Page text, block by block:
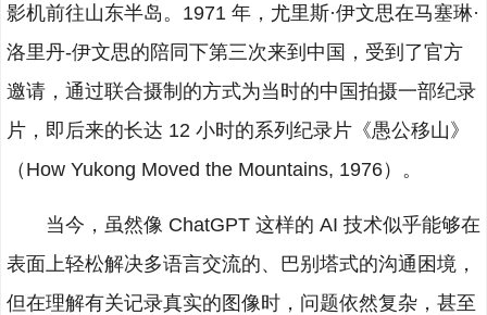
影机前往山东半岛。1971 年，尤里斯·伊文思在马塞琳·
洛里丹-伊文思的陪同下第三次来到中国，受到了官方
邀请，通过联合摄制的方式为当时的中国拍摄一部纪录
片，即后来的长达 12 小时的系列纪录片《愚公移山》
（How Yukong Moved the Mountains, 1976）。
当今，虽然像 ChatGPT 这样的 AI 技术似乎能够在
表面上轻松解决多语言交流的、巴别塔式的沟通困境，
但在理解有关记录真实的图像时，问题依然复杂，甚至